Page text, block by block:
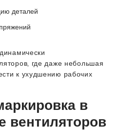
деталей
где даже небольшая
к ухудшению рабочих
в
вентиляторов